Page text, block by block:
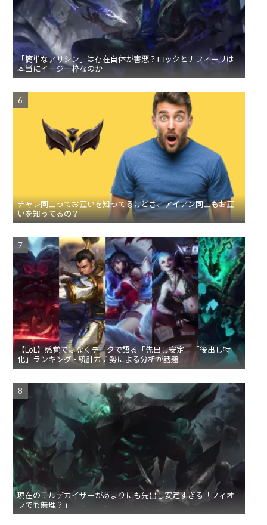
「簡単なアサシン」は存在自体が害悪？ロックとナフィーリは
本当にイージー枠なのか
チャレ同士ってお互いを知ってるけどさ、アイアン同士もお互
いを知ってるの？
【LoL】感覚ではなくデータで語る「先出し安定」「後出し特
化」ランキング - 統計ガチ勢による分析が話題
現在のモルデカイザーがあまりにも先出し安定すぎる「フィオ
ラでも無理？」